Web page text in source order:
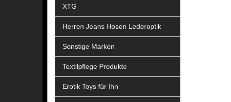
XTG
Herren Jeans Hosen Lederoptik
Sonstige Marken
Textilpflege Produkte
Erotik Toys für Ihn